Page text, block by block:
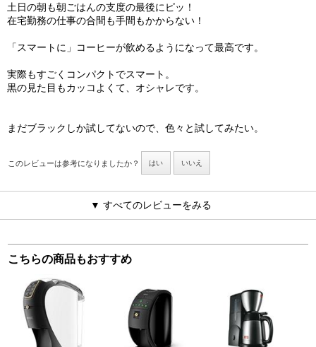
土日の朝も朝ごはんの支度の最後にピッ！
在宅勤務の仕事の合間も手間もかからない！
「スマートに」コーヒーが飲めるようになって最高です。
実際もすごくコンパクトでスマート。
黒の見た目もカッコよくて、オシャレです。
まだブラックしか試してないので、色々と試してみたい。
このレビューは参考になりましたか？ はい いいえ
▼ すべてのレビューをみる
こちらの商品もおすすめ